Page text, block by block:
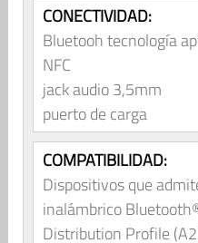
CONECTIVIDAD:
Bluetooh tecnología
NFC
jack audio 3,5mm
puerto de carga
COMPATIBILIDAD:
Dispositivos que
inalámbrico
Distribution Profile